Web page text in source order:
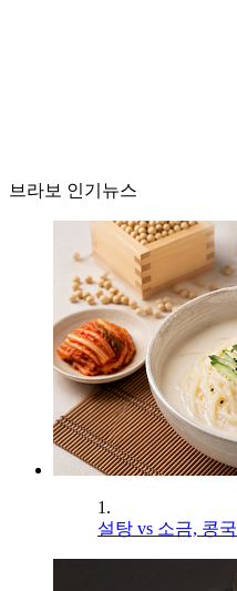
브라보 인기뉴스
1.
설탕 vs 소금, 콩